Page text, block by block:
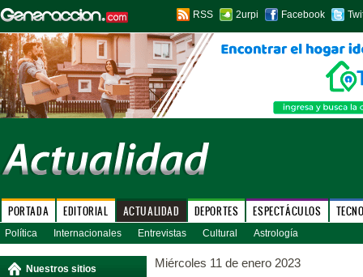
RSS 2urpi Facebook
PORTADA EDITORIAL ACTUALIDAD DEPORTES ESPECTÁCULOS
Política Internacionales Entrevistas Cultural Astrología
Nuestros sitios Miércoles 11 de enero 2023